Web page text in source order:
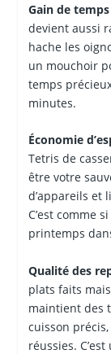
Gain de
devient aussi
hache les
un mouchoir
temps
minutes.
Économie
Tetris de
être votre
d’appareils et
C’est comme
printemps
Qualité des
plats faits
maintient des
cuisson
réussies.